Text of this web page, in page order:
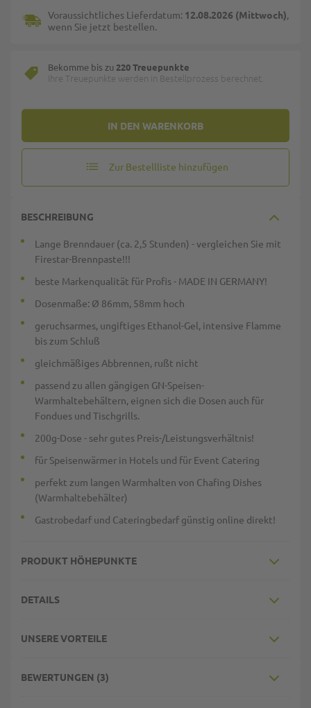
IN DEN WARENKORB
Voraussichtliches Lieferdatum: 12.08.2026 (Mittwoch),
wenn Sie jetzt bestellen.
Bekomme bis zu 220 Treuepunkte
Ihre Treuepunkte werden in Bestellprozess berechnet.
Zur Bestellliste hinzufügen
BESCHREIBUNG
Lange Brenndauer (ca. 2,5 Stunden) - vergleichen Sie mit
Firestar-Brennpaste!!!
beste Markenqualität für Profis - MADE IN GERMANY!
Dosenmaße: Ø 86mm, 58mm hoch
geruchsarmes, ungiftiges Ethanol-Gel, intensive Flamme
bis zum Schluß
gleichmäßiges Abbrennen, rußt nicht
passend zu allen gängigen GN-Speisen-
Warmhaltebehältern, eignen sich die Dosen auch für
Fondues und Tischgrills.
200g-Dose - sehr gutes Preis-/Leistungsverhältnis!
für Speisenwärmer in Hotels und für Event Catering
perfekt zum langen Warmhalten von Chafing Dishes
(Warmhaltebehälter)
Gastrobedarf und Cateringbedarf günstig online direkt!
PRODUKT HÖHEPUNKTE
DETAILS
UNSERE VORTEILE
BEWERTUNGEN 3